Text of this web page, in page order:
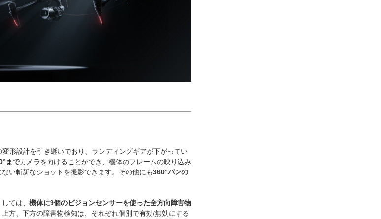
形設計を引き継いでおり、ランディングギアが下がってい
までカメラを向けることができ、機体のフレームの映り込み
い斬新なショットを撮影できます。その他にも360°パンの
ては、 機体に9個のビジョンセンサーを使った全方向障害物
方、下方の障害物検知は、それぞれ個別で有効/無効にする